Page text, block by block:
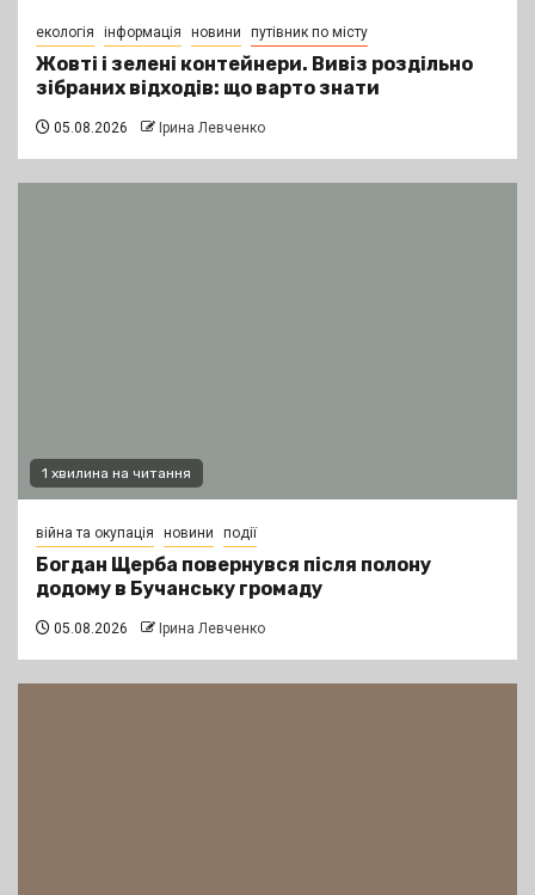
екологія інформація новини путівник по місту
Жовті і зелені контейнери. Вивіз роздільно
зібраних відходів: що варто знати
05.08.2026 Ірина Левченко
1 хвилина на читання
війна та окупація новини події
Богдан Щерба повернувся після полону
додому в Бучанську громаду
05.08.2026 Ірина Левченко